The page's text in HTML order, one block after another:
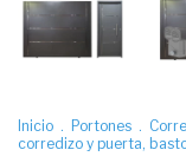
Inicio . Portones .
corredizo y puerta,